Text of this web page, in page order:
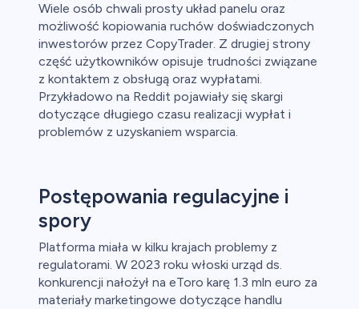
Wiele osób chwali prosty układ panelu oraz
możliwość kopiowania ruchów doświadczonych
inwestorów przez CopyTrader. Z drugiej strony
część użytkowników opisuje trudności związane
z kontaktem z obsługą oraz wypłatami.
Przykładowo na Reddit pojawiały się skargi
dotyczące długiego czasu realizacji wypłat i
problemów z uzyskaniem wsparcia.
Postępowania regulacyjne i
spory
Platforma miała w kilku krajach problemy z
regulatorami. W 2023 roku włoski urząd ds.
konkurencji nałożył na eToro karę 1.3 mln euro za
materiały marketingowe dotyczące handlu